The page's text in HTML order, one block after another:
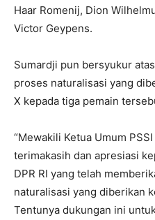
Haar Romenij, Dion
Victor Geypens.
Sumardji pun bersyukur
proses naturalisasi yang
X kepada tiga pemain
“Mewakili Ketua Umum
terimakasih dan apresiasi
DPR RI yang telah
naturalisasi yang diberikan
Tentunya dukungan ini